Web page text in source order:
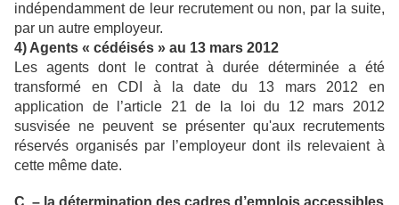
indépendamment de leur recrutement ou non, par la suite,
par un autre employeur.
4) Agents « cédéisés » au 13 mars 2012
Les agents dont le contrat à durée déterminée a été
transformé en CDI à la date du 13 mars 2012 en
application de l’article 21 de la loi du 12 mars 2012
susvisée ne peuvent se présenter qu'aux recrutements
réservés organisés par l’employeur dont ils relevaient à
cette même date.
C. – la détermination des cadres d’emplois accessibles